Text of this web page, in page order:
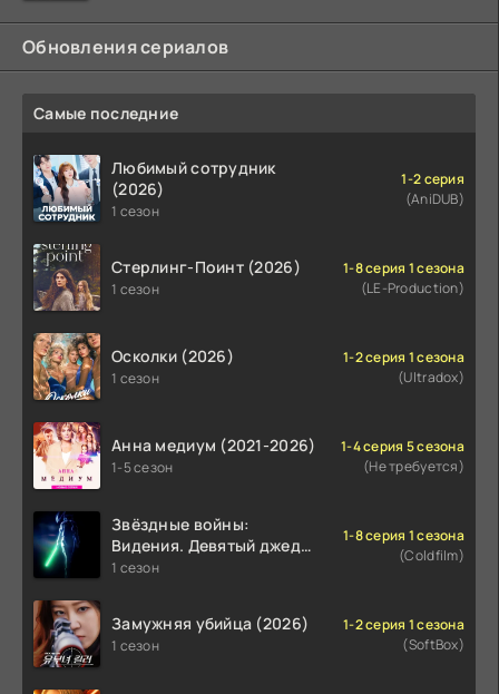
Обновления сериалов
Самые последние
Любимый сотрудник
(2026)
1 сезон
1-2 серия
(AniDUB)
Стерлинг-Поинт (2026)
1 сезон
1-8 серия 1 сезона
(LE-Production)
Осколки (2026)
1 сезон
1-2 серия 1 сезона
(Ultradox)
Анна медиум (2021-2026)
1-5 сезон
1-4 серия 5 сезона
(Не требуется)
Звёздные войны:
Видения. Девятый джедай
(2026)
1 сезон
1-8 серия 1 сезона
(Coldfilm)
Замужняя убийца (2026)
1 сезон
1-2 серия 1 сезона
(SoftBox)